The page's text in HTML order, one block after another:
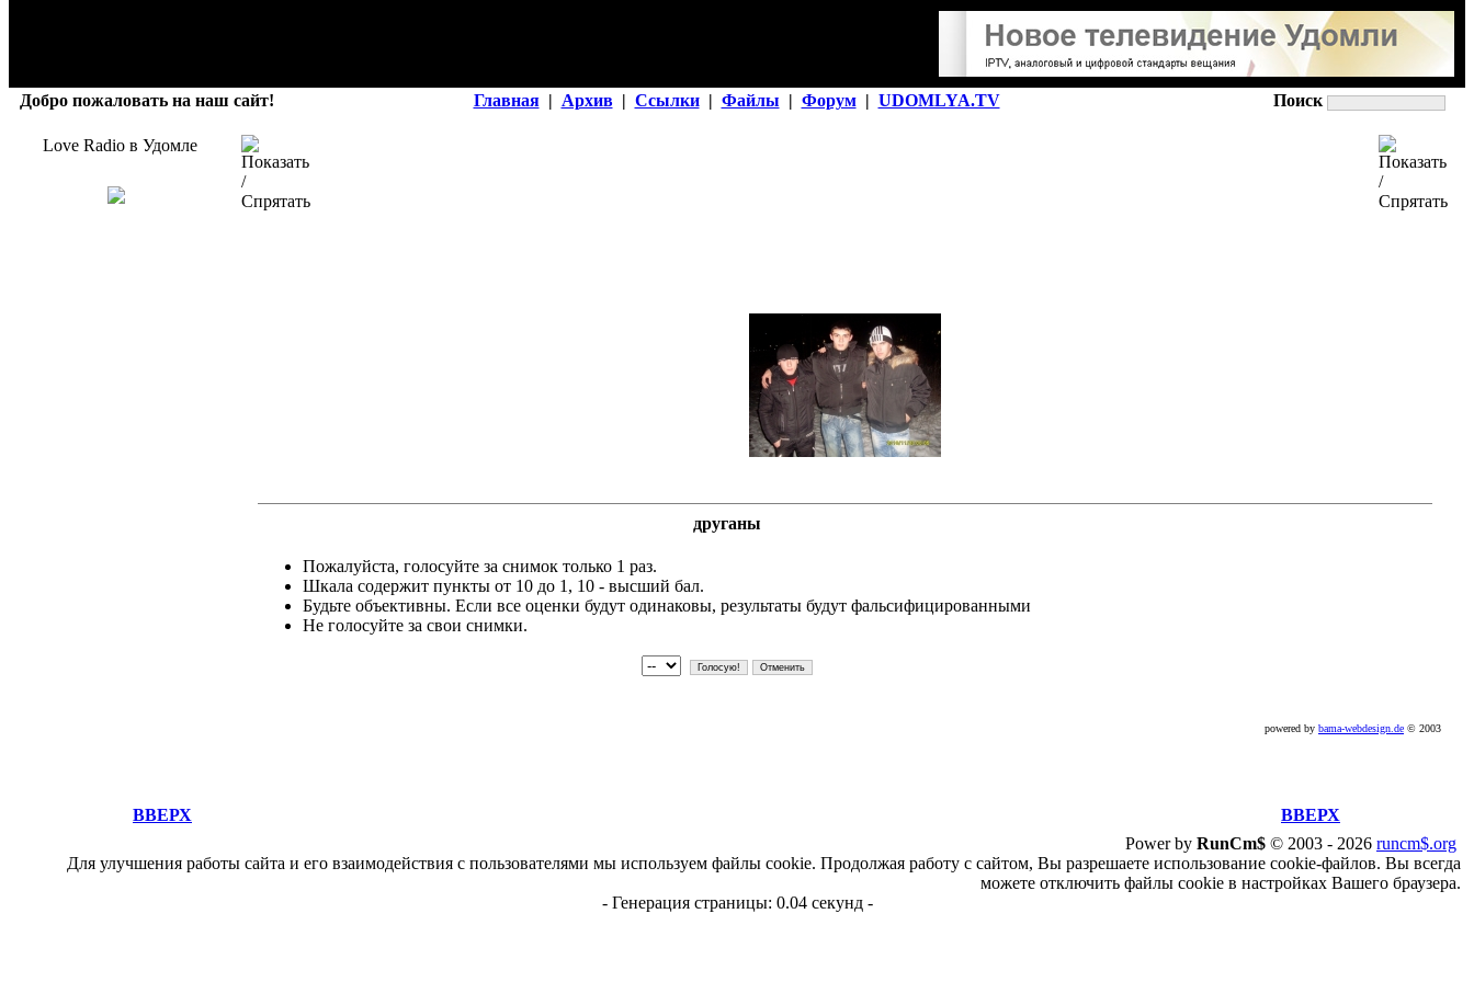
Добро пожаловать на наш сайт! Главная | Архив | Ссылки | Файлы | Форум | UDOMLYA.TV Поиск
Love Radio в Удомле
друганы
Пожалуйста, голосуйте за снимок только 1 раз.
Шкала содержит пункты от 10 до 1, 10 - высший бал.
Будьте объективны. Если все оценки будут одинаковы, результаты будут фальсифицированными
Не голосуйте за свои снимки.
powered by bama-webdesign.de © 2003
ВВЕРХ
ВВЕРХ
Power by RunCm$ © 2003 - 2026 runcm$.org
Для улучшения работы сайта и его взаимодействия с пользователями мы используем файлы cookie. Продолжая работу с сайтом, Вы разрешаете использование cookie-файлов. Вы всегда
можете отключить файлы cookie в настройках Вашего браузера.
- Генерация страницы: 0.04 секунд -